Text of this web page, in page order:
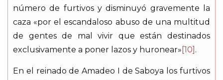
número de furtivos y disminuyó gravemente la
caza «por el escandaloso abuso de una multitud
de gentes de mal vivir que están destinados
exclusivamente a poner lazos y huronear» [10] .
En el reinado de Amadeo I de Saboya los furtivos